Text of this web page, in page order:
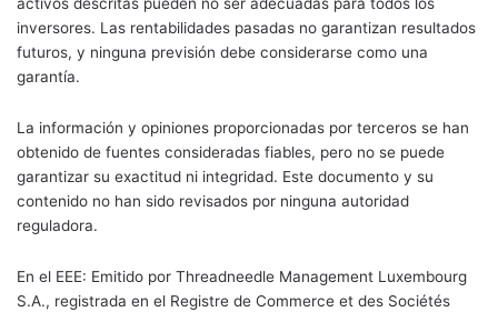
inversores. Las rentabilidades pasadas no garantizan resultados
futuros, y ninguna previsión debe considerarse como una
garantía.
La información y opiniones proporcionadas por terceros se han
obtenido de fuentes consideradas fiables, pero no se puede
garantizar su exactitud ni integridad. Este documento y su
contenido no han sido revisados por ninguna autoridad
reguladora.
En el EEE: Emitido por Threadneedle Management Luxembourg
S.A., registrada en el Registre de Commerce et des Sociétés